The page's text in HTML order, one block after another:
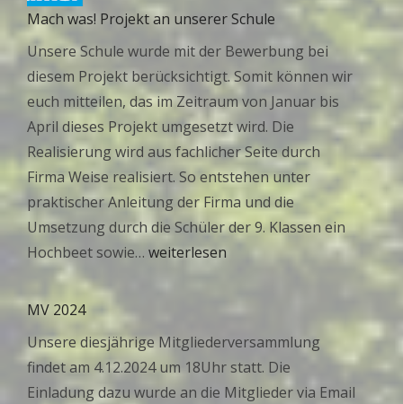
Mach was! Projekt an unserer Schule
Unsere Schule wurde mit der Bewerbung bei
diesem Projekt berücksichtigt. Somit können wir
euch mitteilen, das im Zeitraum von Januar bis
April dieses Projekt umgesetzt wird. Die
Realisierung wird aus fachlicher Seite durch
Firma Weise realisiert. So entstehen unter
praktischer Anleitung der Firma und die
Umsetzung durch die Schüler der 9. Klassen ein
Hochbeet sowie… Mach
unserer
Schule
weiterlesen
MV 2024
Unsere diesjährige Mitgliederversammlung
findet am 4.12.2024 um 18Uhr statt. Die
Einladung dazu wurde an die Mitglieder via Email